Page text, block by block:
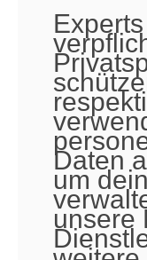
Daten
um
unsere